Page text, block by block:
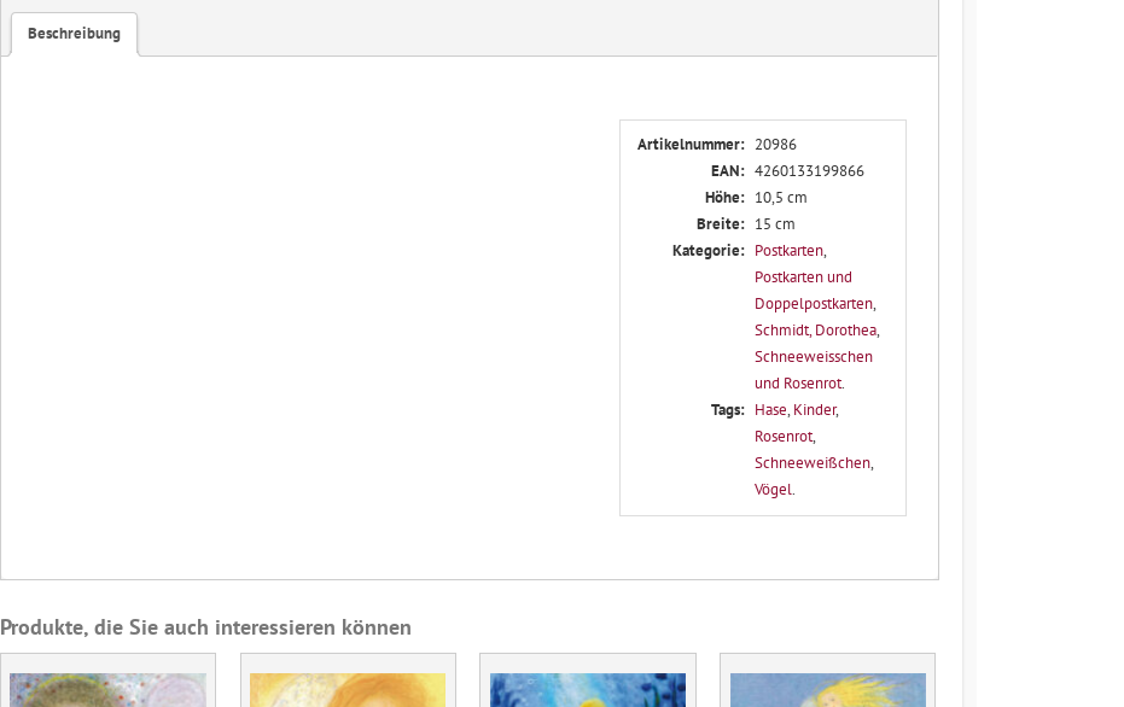
Beschreibung
Artikelnummer: 20986
EAN: 4260133199866
Höhe: 10,5 cm
Breite: 15 cm
Kategorie: Postkarten,
Postkarten und
Doppelpostkarten,
Schmidt, Dorothea,
Schneeweisschen
und Rosenrot.
Tags: Hase, Kinder,
Rosenrot,
Schneeweißchen,
Vögel.
Produkte, die Sie auch interessieren können